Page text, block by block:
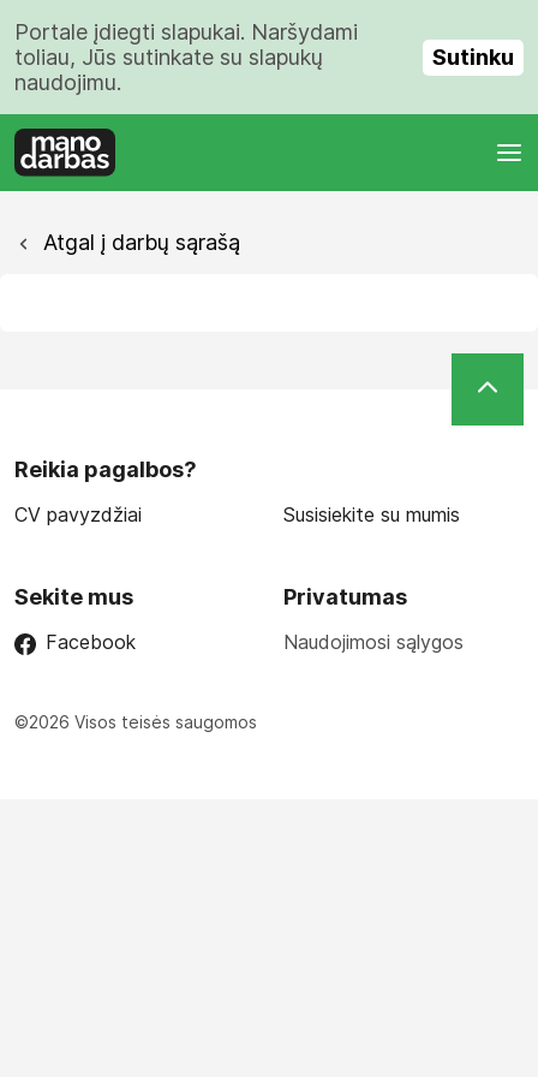
Portale įdiegti slapukai. Naršydami
toliau, Jūs sutinkate su slapukų
naudojimu.
Sutinku
Atgal į darbų sąrašą
Reikia pagalbos?
CV pavyzdžiai Susisiekite su mumis
Sekite mus
Facebook
Privatumas
Naudojimosi sąlygos
©2026 Visos teisės saugomos